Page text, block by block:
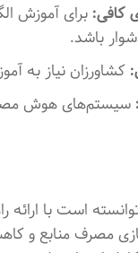
کافی: برای آموزش
باشد.
کشاورزان نیاز به
سیستم‌های هوش
است با ارائه
مصرف منابع و